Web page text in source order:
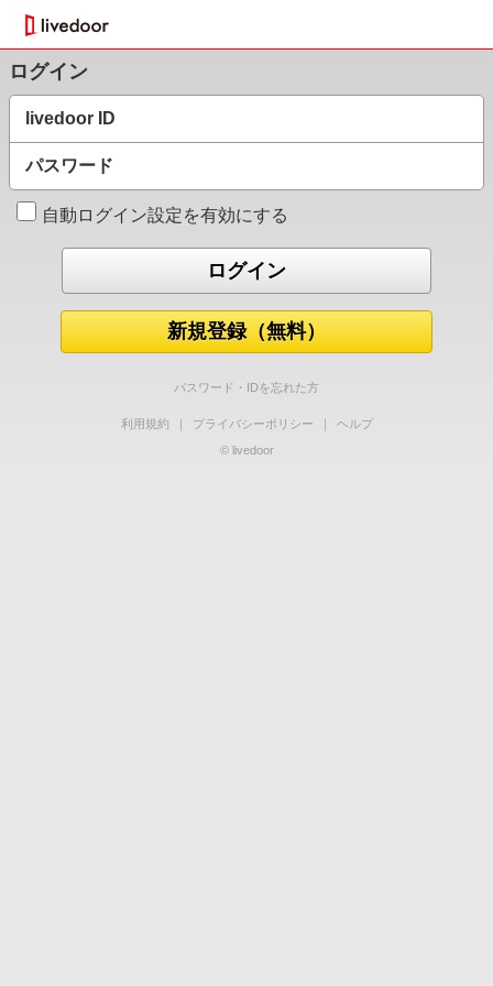
ログイン
livedoor ID
パスワード
自動ログイン設定を有効にする
新規登録（無料）
パスワード・IDを忘れた方
利用規約 ｜ プライバシーポリシー ｜
ヘルプ
© livedoor